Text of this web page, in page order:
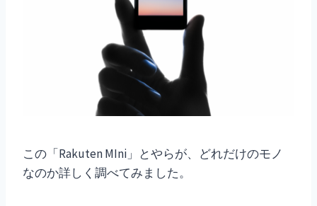
この「Rakuten MIni」とやらが、どれだけのモノ
なのか詳しく調べてみました。